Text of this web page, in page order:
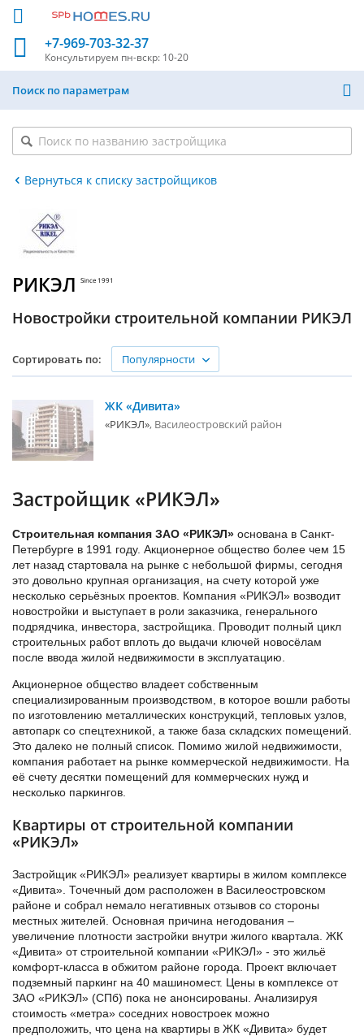
+7-969-703-32-37
Консультируем пн-вскр: 10-20
Поиск по параметрам
Вернуться к списку застройщиков
РИКЭЛ Since 1991
Новостройки строительной компании РИКЭЛ
Сортировать по: Популярности
ЖК «Дивита»
«РИКЭЛ» Василеостровский район
Застройщик «РИКЭЛ»
Строительная компания ЗАО «РИКЭЛ» основана в Санкт-
Петербурге в 1991 году. Акционерное общество более чем 15
лет назад стартовала на рынке с небольшой фирмы, сегодня
это довольно крупная организация, на счету которой уже
несколько серьёзных проектов. Компания «РИКЭЛ» возводит
новостройки и выступает в роли заказчика, генерального
подрядчика, инвестора, застройщика. Проводит полный цикл
строительных работ вплоть до выдачи ключей новосёлам
после ввода жилой недвижимости в эксплуатацию.
Акционерное общество владеет собственным
специализированным производством, в которое вошли работы
по изготовлению металлических конструкций, тепловых узлов,
автопарк со спецтехникой, а также база складских помещений.
Это далеко не полный список. Помимо жилой недвижимости,
компания работает на рынке коммерческой недвижимости. На
её счету десятки помещений для коммерческих нужд и
несколько паркингов.
Квартиры от строительной компании
«РИКЭЛ»
Застройщик «РИКЭЛ» реализует квартиры в жилом комплексе
«Дивита». Точечный дом расположен в Василеостровском
районе и собрал немало негативных отзывов со стороны
местных жителей. Основная причина негодования –
увеличение плотности застройки внутри жилого квартала. ЖК
«Дивита» от строительной компании «РИКЭЛ» - это жильё
комфорт-класса в обжитом районе города. Проект включает
подземный паркинг на 40 машиномест. Цены в комплексе от
ЗАО «РИКЭЛ» (СПб) пока не анонсированы. Анализируя
стоимость «метра» соседних новостроек можно
предположить, что цена на квартиры в ЖК «Дивита» будет